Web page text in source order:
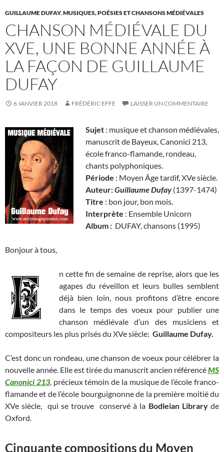
GUILLAUME DUFAY,MUSIQUES, POÉSIES ET CHANSONS MÉDIÉVALES
CHANSON MÉDIÉVALE DU
XVE, UNE BONNE ANNÉE À
LA FAÇON DE GUILLAUME
DUFAY
6 JANVIER 2018 FRÉDÉRIC EFFE LAISSER UN COMMENTAIRE
Sujet : musique et chanson médiévales,
manuscrit de Bayeux, Canonici 213,
école franco-flamande, rondeau,
chants polyphoniques.
Période : Moyen Âge tardif, XVe siècle.
Auteur:Guillaume Dufay(1397-1474)
Titre : bon jour, bon mois.
Interprète : Ensemble Unicorn
Album : DUFAY, chansons (1995)
Bonjour à tous,
n cette fin de semaine de reprise, alors que les
agapes du réveillon et leurs bulles semblent
déjà bien loin, nous profitons d’être encore
dans le temps des voeux pour publier une
chanson médiévale d’un des musiciens et
compositeurs les plus prisés du XVe siècle: Guillaume Dufay.
C’est donc un rondeau, une chanson de voeux pour célébrer la
nouvelle année. Elle est tirée du manuscrit ancien référencéMS
Canonici 213, précieux témoin de la musique de l’école franco-
flamande et de l’école bourguignonne de la première moitié du
XVe siècle, qui se trouve conservé à la Bodleian Libraryde
Oxford.
Cinquante compositions du Moyen